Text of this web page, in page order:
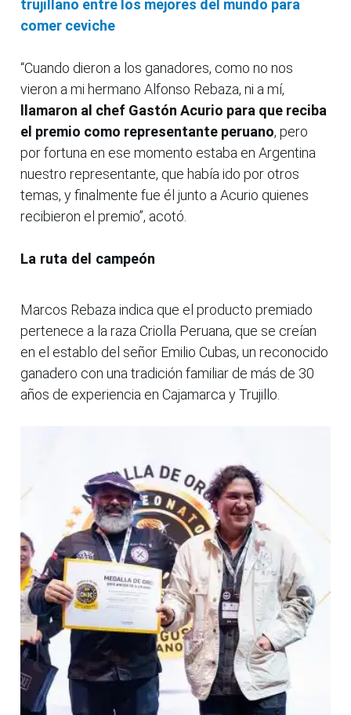
trujillano entre los mejores del mundo para
comer ceviche
“Cuando dieron a los ganadores, como no nos
vieron a mi hermano Alfonso Rebaza, ni a mí,
llamaron al chef Gastón Acurio para que reciba
el premio como representante peruano, pero
por fortuna en ese momento estaba en Argentina
nuestro representante, que había ido por otros
temas, y finalmente fue él junto a Acurio quienes
recibieron el premio”, acotó.
La ruta del campeón
Marcos Rebaza indica que el producto premiado
pertenece a la raza Criolla Peruana, que se creían
en el establo del señor Emilio Cubas, un reconocido
ganadero con una tradición familiar de más de 30
años de experiencia en Cajamarca y Trujillo.